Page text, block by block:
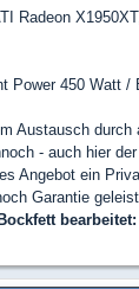
Radeon
Power 450 Watt /
Austausch durch
- auch hier
Angebot ein
Garantie
Bockfettbearbeitet: